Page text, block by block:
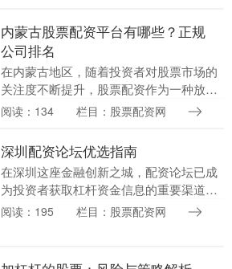
票杠杆是指....
内蒙古股票配资平台有哪些？正规
公司排名
在内蒙古地区，随着投资者对股票市场的
关注度不断提升，股票配资作为一种放大
交易资金的方式，也逐渐进入大众视野。
者最关心的问题是....
阅读：134 栏目：股票配资网
深圳配资论坛优选指南
在深圳这座金融创新之城，配资论坛已成
为投资者获取杠杆资金信息的重要渠道。
然而，面对众多论坛平台，如何筛选出可
阅读：195 栏目：股票配资网